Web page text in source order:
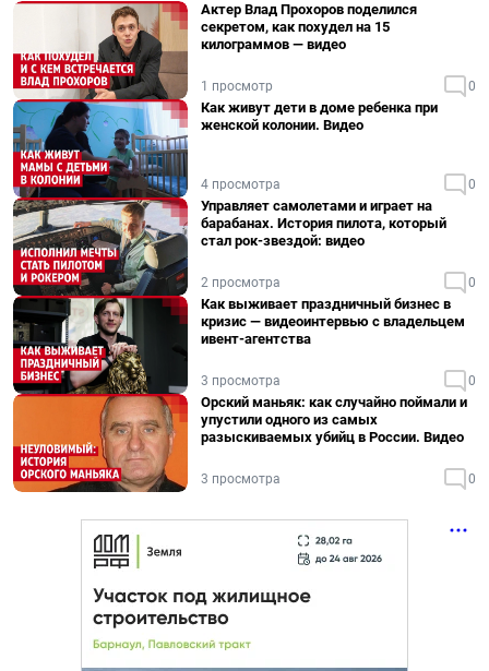
Актер Влад Прохоров поделился
секретом, как похудел на 15
килограммов — видео
1 просмотр 0
Как живут дети в доме ребенка при
женской колонии. Видео
4 просмотра 0
Управляет самолетами и играет на
барабанах. История пилота, который
стал рок-звездой: видео
2 просмотра 0
Как выживает праздничный бизнес в
кризис — видеоинтервью с владельцем
ивент-агентства
3 просмотра 0
Орский маньяк: как случайно поймали и
упустили одного из самых
разыскиваемых убийц в России. Видео
3 просмотра 0